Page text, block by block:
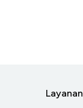
Layanan